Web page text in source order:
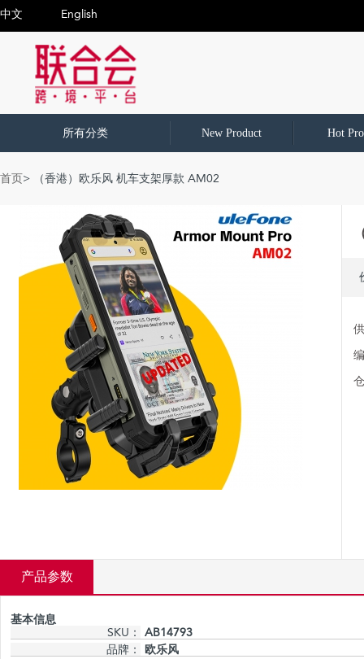
中文 English
所有分类 New Product Hot
首页> （香港）欧乐风 机车支架厚款 AM02
产品参数
基本信息
SKU：
AB14793
品牌：
欧乐风